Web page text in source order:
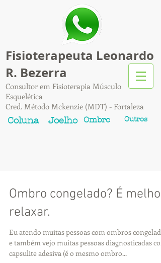
Fisioterapeuta Leonardo
R. Bezerra
Consultor em Fisioterapia Músculo
Esquelética
Cred. Método Mckenzie (MDT) - Fortaleza
Coluna Joelho Ombro Outros
Ombro congelado? É melhor
relaxar.
Eu atendo muitas pessoas com ombros
e também vejo muitas pessoas diagnosticadas
capsulite adesiva (é o mesmo ombro...